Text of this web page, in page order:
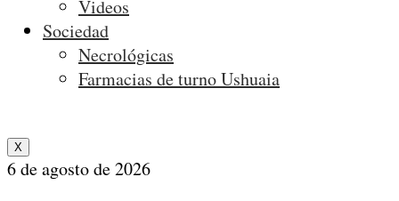
Videos
Sociedad
Necrológicas
Farmacias de turno Ushuaia
X
6 de agosto de 2026